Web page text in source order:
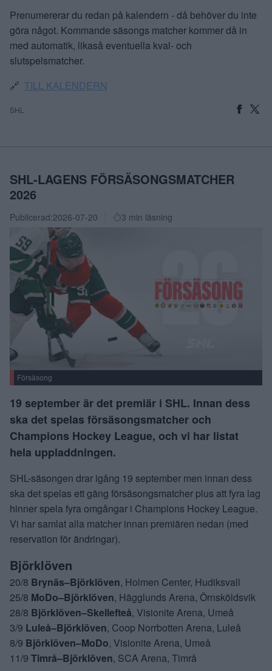
Prenumererar du redan på kalendern - då behöver du inte
göra något. Kommande säsongs matcher kommer då in
med automatik, likaså eventuella kval- och
slutspelsmatcher.
🔗 TILL KALENDERN
SHL
SHL-LAGENS FÖRSÄSONGSMATCHER
2026
Publicerad:2026-07-20 3 min läsning
Försäsong
19 september är det premiär i SHL. Innan dess
ska det spelas försäsongsmatcher och
Champions Hockey League, och vi har listat
hela uppladdningen.
SHL-säsongen drar igång 19 september men innan dess
ska det spelas ett gäng försäsongsmatcher plus att fyra lag
hinner spela fyra omgångar i Champions Hockey League.
Vi har samlat alla matcher innan premiären nedan (med
reservation för ändringar).
Björklöven
20/8 Brynäs–Björklöven, Holmen Center, Hudiksvall
25/8 MoDo–Björklöven, Hägglunds Arena, Örnsköldsvik
28/8 Björklöven–Skellefteå, Visionite Arena, Umeå
3/9 Luleå–Björklöven, Coop Norrbotten Arena, Luleå
8/9 Björklöven–MoDo, Visionite Arena, Umeå
11/9 Timrå–Björklöven, SCA Arena, Timrå